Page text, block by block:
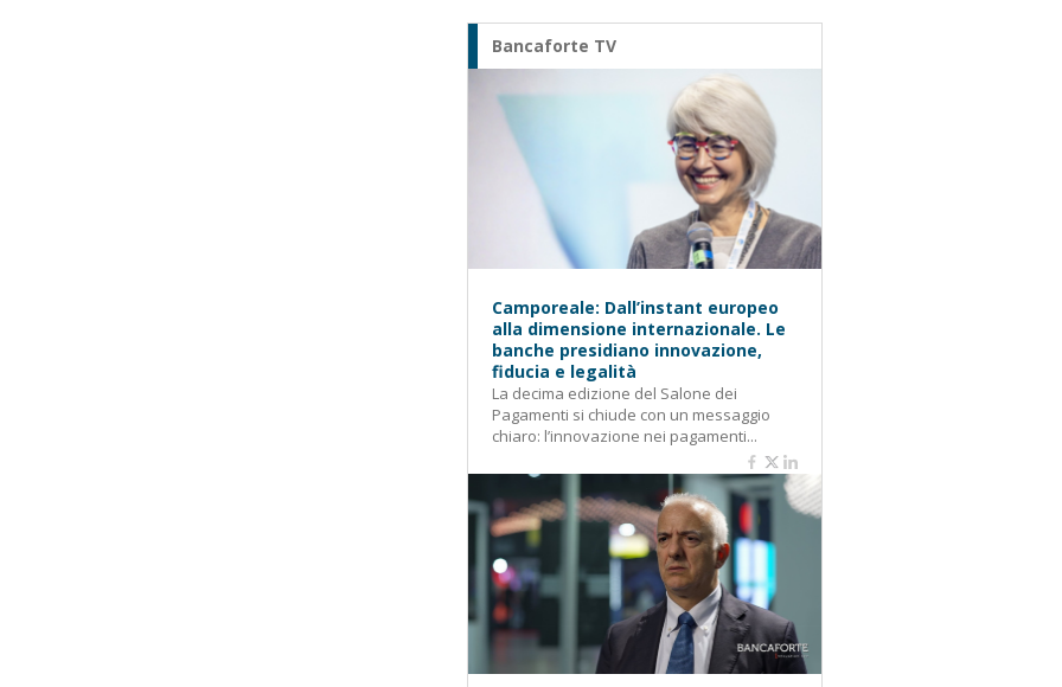
Bancaforte TV
Camporeale: Dall’instant europeo
alla dimensione internazionale. Le
banche presidiano innovazione,
fiducia e legalità
La decima edizione del Salone dei
Pagamenti si chiude con un messaggio
chiaro: l’innovazione nei pagamenti...